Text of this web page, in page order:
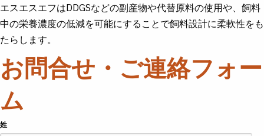
Skip
to
main
content
エスエスエフはDDGSなどの副産物や代替原料の使用や、飼料
中の栄養濃度の低減を可能にすることで飼料設計に柔軟性をも
たらします。
お問合せ・ご連絡フォー
ム
姓